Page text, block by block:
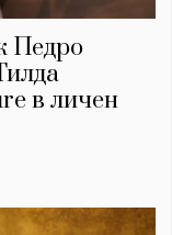
Педро
в личен